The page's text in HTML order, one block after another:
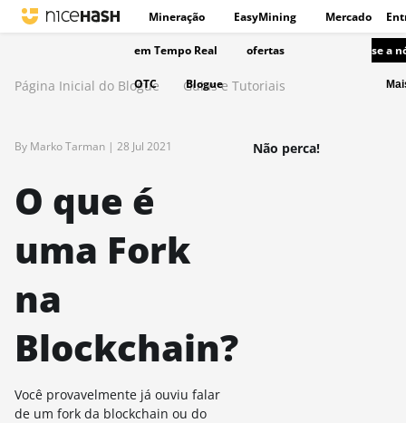
Mineração EasyMining Mercado
em Tempo Real ofertas
OTC Blogue
se a
Página Inicial do Blogue Guias e Tutoriais
By Marko Tarman | 28 Jul 2021
O que é
uma Fork
na
Blockchain?
Você provavelmente já ouviu falar
de um fork da blockchain ou do
Não perca!